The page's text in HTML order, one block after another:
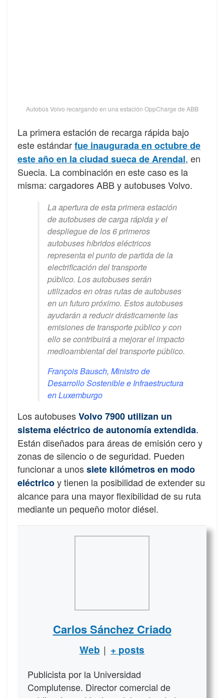
Autobús Volvo recargando en una estación OppCharge de ABB
La primera estación de recarga rápida bajo
este estándarfue inaugurada en octubre de
este año en la ciudad sueca de Arendal, en
Suecia. La combinación en este caso es la
misma: cargadores ABB y autobuses Volvo.
La apertura de esta primera estación
de autobuses de carga rápida y el
despliegue de los 6 primeros
autobuses híbridos eléctricos
representa el punto de partida de la
electrificación del transporte
público. Los autobuses serán
utilizados en otras rutas de autobuses
en un futuro próximo. Estos autobuses
ayudarán a reducir drásticamente las
emisiones de transporte público y con
ello se contribuirá a mejorar el impacto
medioambiental del transporte público.
François Bausch, Ministro de
Desarrollo Sostenible e Infraestructura
en Luxemburgo
Los autobusesVolvo 7900 utilizan un
sistema eléctrico de autonomía extendida.
Están diseñados para áreas de emisión cero y
zonas de silencio o de seguridad. Pueden
funcionar a unossiete kilómetros en modo
eléctricoy tienen la posibilidad de extender su
alcance para una mayor flexibilidad de su ruta
mediante un pequeño motor diésel.
Carlos Sánchez Criado
Web | + posts
Publicista por la Universidad
Complutense. Director comercial de